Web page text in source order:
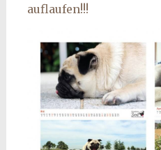
auflaufen!!!